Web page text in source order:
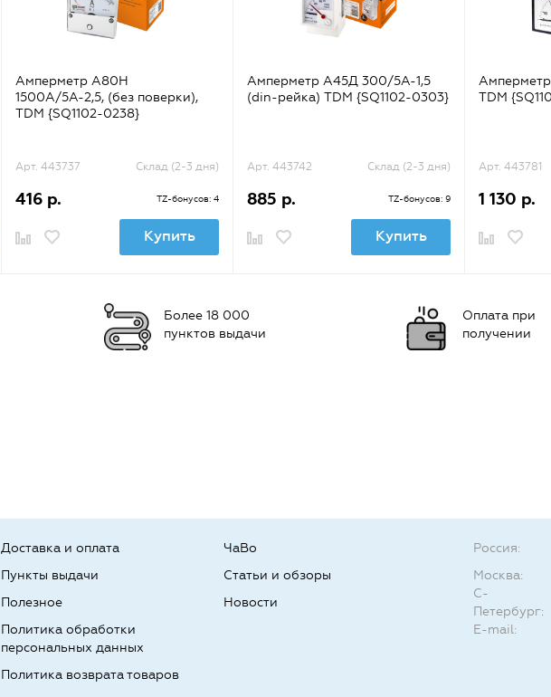
Амперметр А80Н
1500А/5А-2,5, (без поверки),
TDM {SQ1102-0238}
Арт. 443737 Склад (2-3 дня)
416 р. TZ-бонусов: 4
Купить
Амперметр А45Д 300/5А-1,5
(din-рейка) TDM {SQ1102-0303}
Арт. 443742 Склад (2-3 дня)
885 р. TZ-бонусов: 9
Купить
TDM
Арт. 443781
1 130 р.
Более 18 000
пунктов выдачи
Оплата при
получении
Доставка и оплата
Пункты выдачи
Полезное
ЧаВо
Статьи и обзоры
Новости
Политика обработки
персональных данных
Политика возврата товаров
Россия:
Москва:
С-
Петербург:
E-mail: